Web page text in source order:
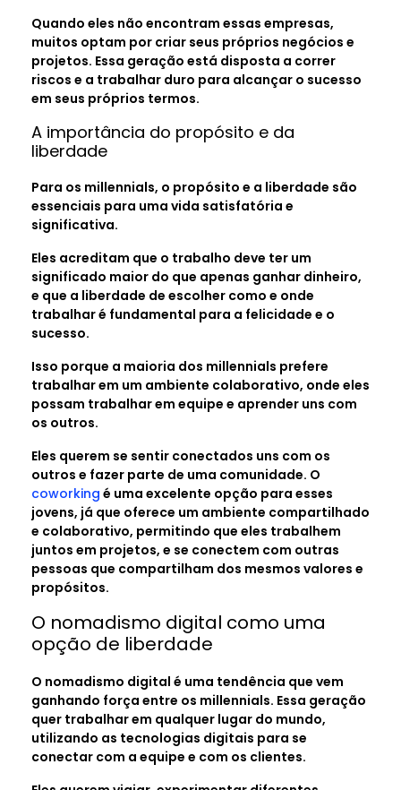
Quando eles não encontram essas empresas,
muitos optam por criar seus próprios negócios e
projetos. Essa geração está disposta a correr
riscos e a trabalhar duro para alcançar o sucesso
em seus próprios termos.
A importância do propósito e da
liberdade
Para os millennials, o propósito e a liberdade são
essenciais para uma vida satisfatória e
significativa.
Eles acreditam que o trabalho deve ter um
significado maior do que apenas ganhar dinheiro,
e que a liberdade de escolher como e onde
trabalhar é fundamental para a felicidade e o
sucesso.
Isso porque a maioria dos millennials prefere
trabalhar em um ambiente colaborativo, onde eles
possam trabalhar em equipe e aprender uns com
os outros.
Eles querem se sentir conectados uns com os
outros e fazer parte de uma comunidade. O
coworking é uma excelente opção para esses
jovens, já que oferece um ambiente compartilhado
e colaborativo, permitindo que eles trabalhem
juntos em projetos, e se conectem com outras
pessoas que compartilham dos mesmos valores e
propósitos.
O nomadismo digital como uma
opção de liberdade
O nomadismo digital é uma tendência que vem
ganhando força entre os millennials. Essa geração
quer trabalhar em qualquer lugar do mundo,
utilizando as tecnologias digitais para se
conectar com a equipe e com os clientes.